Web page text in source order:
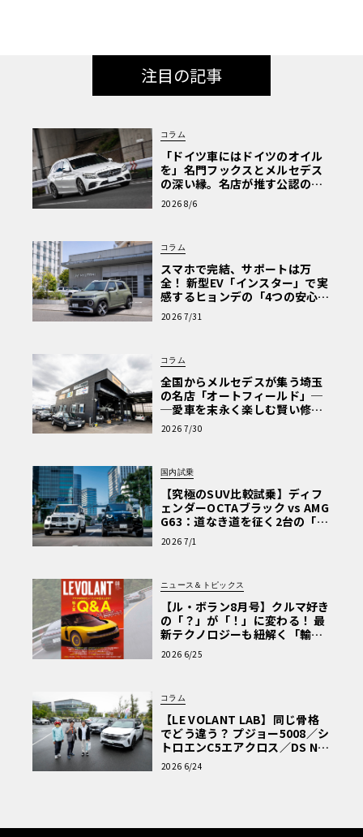
注目の記事
コラム
「ドイツ車にはドイツのオイル
を」名門フックスとメルセデス
の深い縁。名店が推す公認の安
心と、Cクラスで味わうシルキー
な走り〈PR〉
2026 8/6
コラム
スマホで完結、サポートは万
全！ 新型EV「インスター」で実
感するヒョンデの「4つの安心」
【第1回・ヒョンデ6つの疑問：
Why? Hyundai?】〈PR〉
2026 7/31
コラム
全国からメルセデスが集う埼玉
の名店「オートフィールド」─
─愛車を末永く楽しむ賢い修理
術と、プロがフックス製オイル
を選ぶ理由〈PR〉
2026 7/30
国内試乗
【究極のSUV比較試乗】ディフ
ェンダーOCTAブラック vs AMG
G63：道なき道を征く2台の「対
極的アプローチ」
2026 7/1
ニュース＆トピックス
【ル・ボラン8月号】クルマ好き
の「？」が「！」に変わる！ 最
新テクノロジーも紐解く「輸入
車Q&A」
2026 6/25
コラム
【LE VOLANT LAB】同じ骨格
でどう違う？ プジョー5008／シ
トロエンC5エアクロス／DS Nº4
読者一気乗りレポート
2026 6/24